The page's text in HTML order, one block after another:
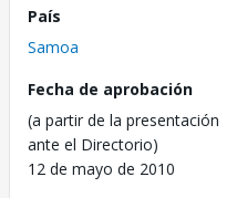
País
Samoa
Fecha de aprobación
(a partir de la presentación
ante el Directorio)
12 de mayo de 2010